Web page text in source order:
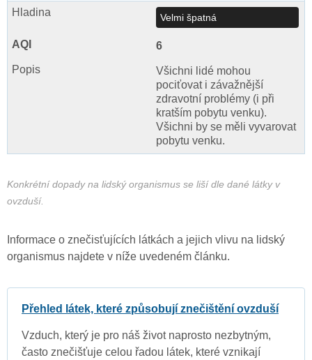
Velmi špatná
6
Všichni lidé mohou
pociťovat i závažnější
zdravotní problémy (i při
kratším pobytu venku).
Všichni by se měli vyvarovat
pobytu venku.
Konkrétní dopady na lidský organismus se liší dle dané látky v
ovzduší.
Informace o znečisťujících látkách a jejich vlivu na lidský
organismus najdete v níže uvedeném článku.
Přehled látek, které způsobují znečištění ovzduší
Vzduch, který je pro náš život naprosto nezbytným,
často znečišťuje celou řadou látek, které vznikají